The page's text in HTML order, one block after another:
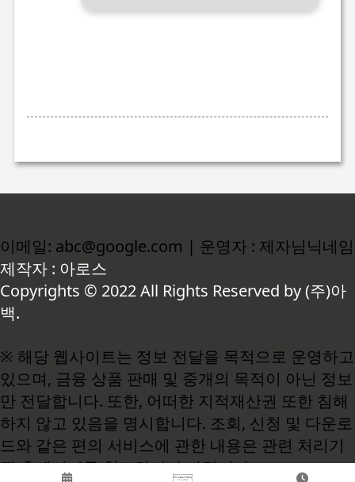
이메일: abc@google.com | 운영자 : 제자님닉네임
제작자 : 아로스
Copyrights © 2022 All Rights Reserved by (주)아
백.
※ 해당 웹사이트는 정보 전달을 목적으로 운영하고
있으며, 금융 상품 판매 및 중개의 목적이 아닌 정보
만 전달합니다. 또한, 어떠한 지적재산권 또한 침해
하지 않고 있음을 명시합니다. 조회, 신청 및 다운로
드와 같은 편의 서비스에 관한 내용은 관련 처리기
관 홈페이지를 참고하시기 바랍니다.